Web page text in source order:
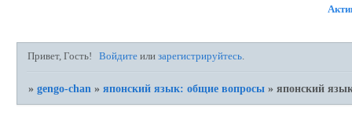
Привет, Гость! Войдите илизарегистрируйтесь.
»gengo-chan »японский язык: общие вопросы »японский